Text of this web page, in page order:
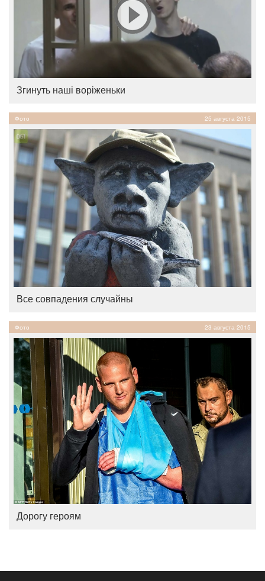
Згинуть наші воріженьки
Фото 25 августа 2015
Все совпадения случайны
Фото 23 августа 2015
Дорогу героям